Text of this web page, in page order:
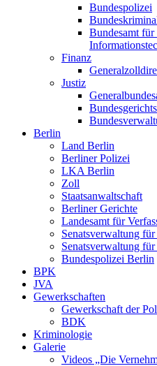
Bundespolizei
Bundesamt
Finanz
Justiz
Berlin
Land Berlin
Berliner Polizei
LKA Berlin
Zoll
Staatsanwaltschaft
Berliner Gerichte
Landesamt für
Senatsverwaltung für
Senatsverwaltung für
Bundespolizei Berlin
BPK
JVA
Gewerkschaften
Gewerkschaft der
BDK
Kriminologie
Galerie
Videos „Die